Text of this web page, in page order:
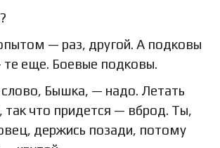
— раз, другой. А подковы
те еще. Боевые подковы.
Бышка, — надо. Летать
что придется — вброд. Ты,
держись позади, потому